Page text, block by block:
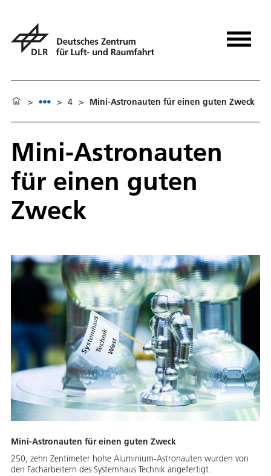
> > 4 > Mini-Astronauten für einen guten Zweck
Mini-Astronauten
für einen guten
Zweck
Mini-Astronauten für einen guten Zweck
250, zehn Zentimeter hohe Aluminium-Astronauten wurden von
den Facharbeitern des Systemhaus Technik angefertigt.